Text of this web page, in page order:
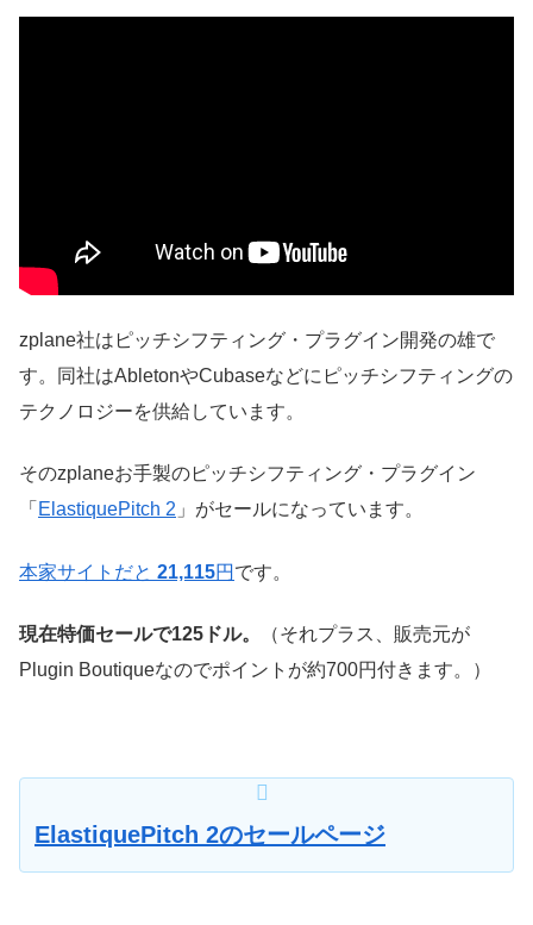
zplane社はピッチシフティング・プラグイン開発の雄で
す。同社はAbletonやCubaseなどにピッチシフティングの
テクノロジーを供給しています。
そのzplaneお手製のピッチシフティング・プラグイン
「 ElastiquePitch 2 」がセールになっています。
本家サイトだと 21,115円 です。
現在特価セールで125ドル。
（それプラス、販売元が
Plugin Boutiqueなのでポイントが約700円付きます。）
ElastiquePitch 2のセールページ